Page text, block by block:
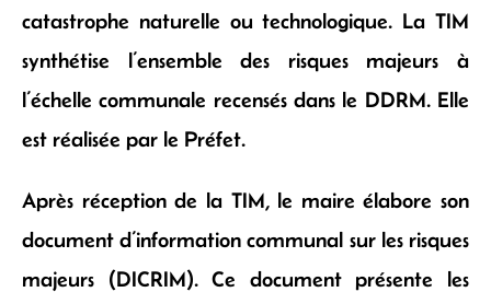
catastrophe naturelle ou technologique. La TIM
synthétise l’ensemble des risques majeurs à
l’échelle communale recensés dans le DDRM. Elle
est réalisée par le Préfet.
Après réception de la TIM, le maire élabore son
document d’information communal sur les risques
majeurs (DICRIM). Ce document présente les